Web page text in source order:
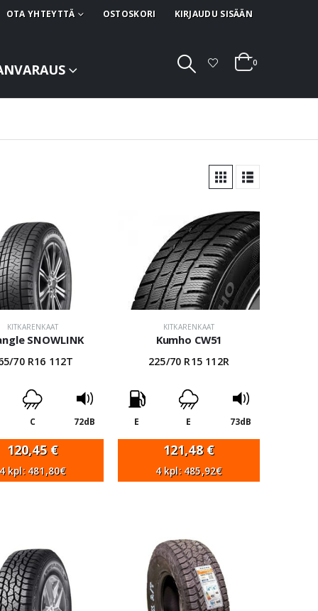
OTA YHTEYTTÄ OSTOSKORI KIRJAUDU SISÄÄN
0
KITKARENKAAT
SNOWLINK
70 R16 112T
C 72dB
120,45 €
kpl: 481,80€
KITKARENKAAT
Kumho CW51
225/70 R15 112R
E E 73dB
121,48 €
4 kpl: 485,92€